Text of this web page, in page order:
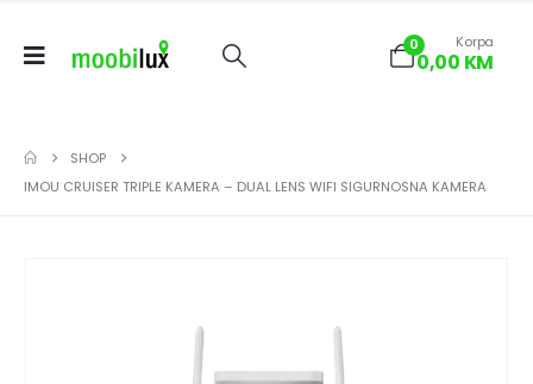
0 Korpa
0,00 KM
SHOP
IMOU CRUISER TRIPLE KAMERA – DUAL LENS WIFI SIGURNOSNA KAMERA